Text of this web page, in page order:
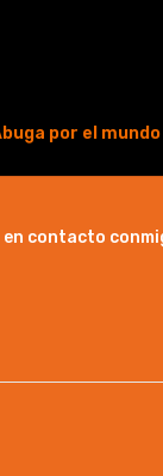
por el mundo
contacto